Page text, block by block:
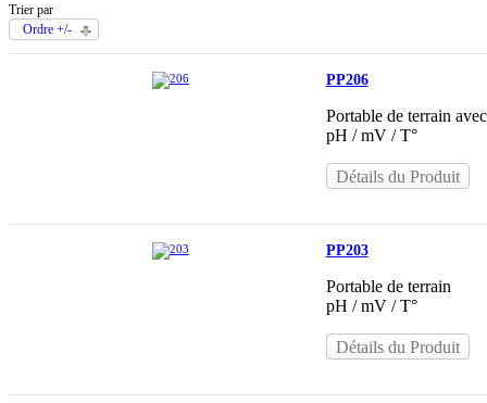
Trier par
Ordre +/-
PP206
Portable de terrain
pH / mV / T°
Détails du Produit
PP203
Portable de terrain
pH / mV / T°
Détails du Produit